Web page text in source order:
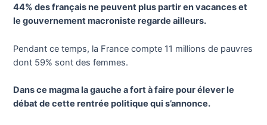
44% des français ne peuvent plus partir en vacances et
le gouvernement macroniste regarde ailleurs.
Pendant ce temps, la France compte 11 millions de pauvres
dont 59% sont des femmes.
Dans ce magma la gauche a fort à faire pour élever le
débat de cette rentrée politique qui s’annonce.